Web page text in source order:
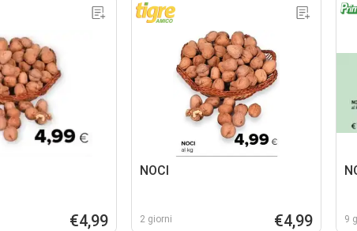
€4,99
NOCI
2 giorni €4,99 9